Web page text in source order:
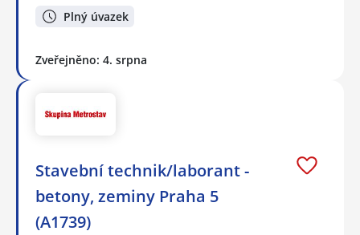
Plný úvazek
Zveřejněno: 4. srpna
Stavební technik/laborant -
betony, zeminy Praha 5
(A1739)